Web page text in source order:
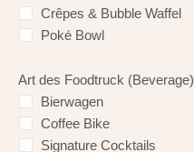
Crêpes & Bubble Waffel
Poké Bowl
Art des Foodtruck (Beverage)
Bierwagen
Coffee Bike
Signature Cocktails